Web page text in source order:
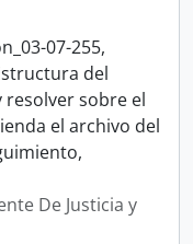
07-255,
del
resolver sobre el
el archivo del
De Justicia y